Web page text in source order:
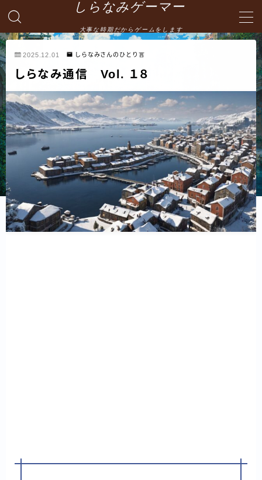
しらなみゲーマー
大事な時期だからゲームをします
MENU
HOME
お問い合わせ
プライバシーポリシー・免責事項
サイトマップ -site map-
2025.12.01 しらなみさんのひとり言
しらなみ通信 Vol. １８